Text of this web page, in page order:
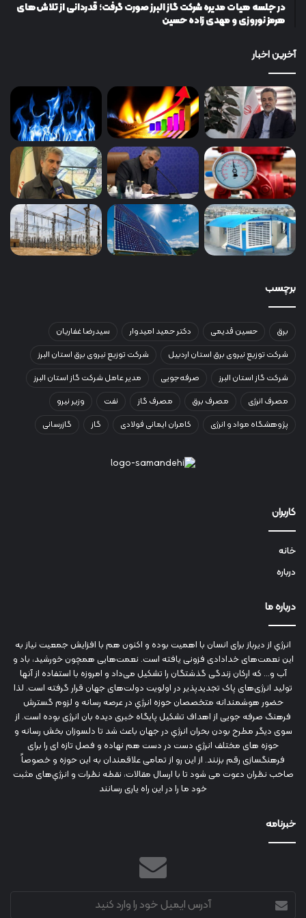
در جلسه هیات مدیره شرکت گاز البرز صورت گرفت؛ قدردانی از تلاش‌های
هرمز نوروزی و مهدی زاده حسین
آخرین اخبار
برچسب
برق حسین قدیمی دکتر حمید امیدوار
سیدرضا غفاریان
شرکت توزیع نیروی برق استان اردبیل
شرکت توزیع نیروی برق استان البرز
شرکت گاز استان البرز
صرفه‌جویی
مدیر عامل شرکت گاز استان البرز
مصرف انرژی
مصرف برق مصرف گاز نفت
وزیر نیرو
پژوهشگاه مواد و انرژی
کامران ایمانی فولادی گاز گازرسانی
کاربران
خانه
درباره
درباره ما
انرژي‌ از دیرباز برای انسان با اهمیت بوده و اکنون هم با افزایش جمعیت نیاز به
این نعمت‌های خدادادی فزونی یافته است. نعمت‌هایی همچون خورشید، باد و
آب و... که ارکان زندگی گذشتگان را تشکیل می‌داد و امروزه با استفاده از آنها
تولید انرژی‌های پاک تجدیدپذیر در اولویت دولت‌های جهان قرار گرفته است. لذا
حضور هوشمندانه متخصصان حوزه انرژي در عرصه رسانه و لزوم گسترش
فرهنگ صرفه جویی از اهداف تشکیل پایگاه خبری دیده بان انرژی بوده است. از
سوی دیگر مطرح بودن بحران انرژي در جهان باعث شد تا دلسوزان بخش رسانه و
حوزه های مختلف انرژي دست در دست هم نهاده و فصل تازه ای را برای
فرهنگسازی رقم بزنند. از این رو از تمامی علاقمندان به این حوزه و خصوصاً
صاحب نظران دعوت می شود تا با ارسال مقالات، نقطه نظرات و انرژي‌های مثبت
خود ما را در این راه یاری رسانند
خبرنامه
آدرس
ایمیل